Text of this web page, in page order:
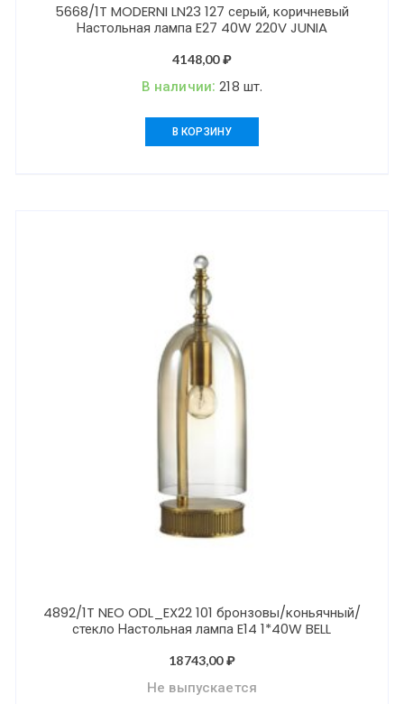
5668/1T MODERNI LN23 127 серый, коричневый
Настольная лампа E27 40W 220V JUNIA
4148,00₽
В наличии:218 шт.
В КОРЗИНУ
4892/1T NEO ODL_EX22 101 бронзовы/коньячный/
стекло Настольная лампа E14 1*40W BELL
18743,00₽
Не выпускается